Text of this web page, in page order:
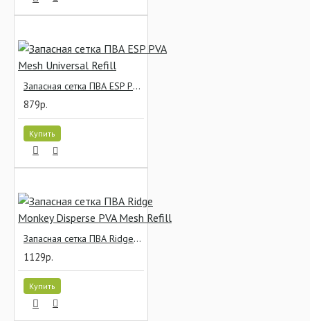
Запасная сетка ПВА ESP PVA Mesh Universal Refill
879р.
Купить
Запасная сетка ПВА Ridge Monkey Disperse PVA Mesh Refill
1129р.
Купить